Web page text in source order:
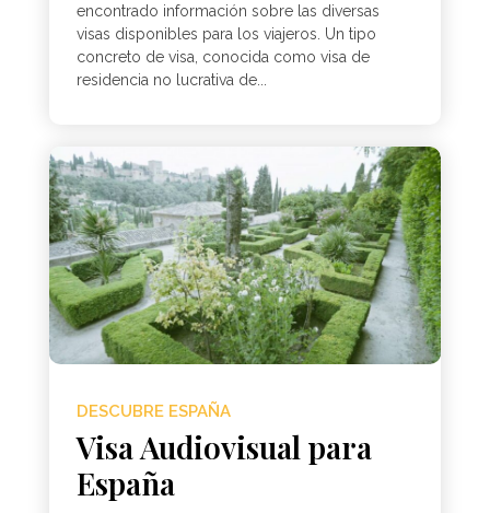
encontrado información sobre las diversas
visas disponibles para los viajeros. Un tipo
concreto de visa, conocida como visa de
residencia no lucrativa de...
DESCUBRE ESPAÑA
Visa Audiovisual para
España